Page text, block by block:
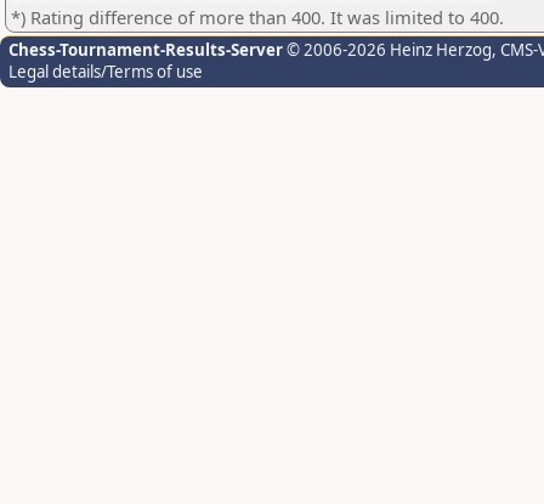
*) Rating difference of more than 400. It was limited to 400.
Chess-Tournament-Results-Server© 2006-2026 Heinz Herzog,
Legal details/Terms of use